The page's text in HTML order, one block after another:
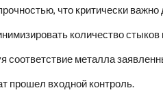
что критически
количество
металла
прошел входной контроль.